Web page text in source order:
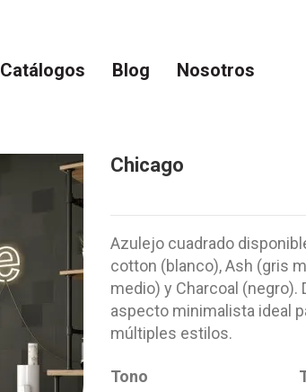
Catálogos Blog Nosotros
Chicago
Azulejo cuadrado
cotton (blanco), Ash (gris
medio) y Charcoal (negro).
aspecto minimalista ideal
múltiples estilos.
Tono